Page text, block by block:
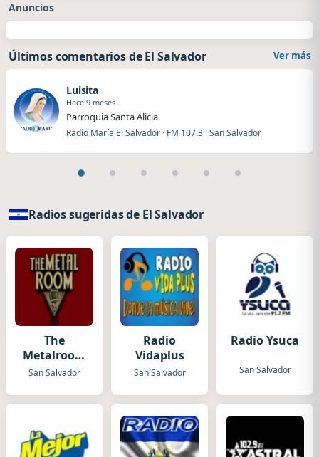
Anuncios
Últimos comentarios de El Salvador Ver más
Luisita
Hace 9 meses
Parroquia Santa Alicia
Radio María El Salvador · FM 107.3 · San Salvador
Radios sugeridas de El Salvador
The
Metalroom
Radio
San Salvador
Radio
Vidaplus
San Salvador
Radio Ysuca
San Salvador